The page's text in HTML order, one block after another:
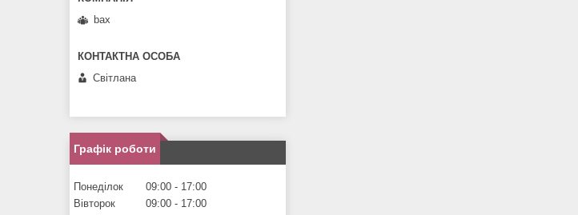
bax
Світлана
Графік роботи
Понеділок 09:00
17:00
Вівторок
09:00
17:00